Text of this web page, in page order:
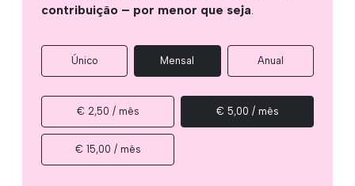
contribuição – por menor que seja
Único Mensal Anual
€ 2,50 / mês € 5,00 / mês
€ 15,00 / mês